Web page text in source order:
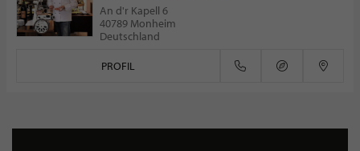
An d'r Kapell 6
40789 Monheim
Deutschland
PROFIL